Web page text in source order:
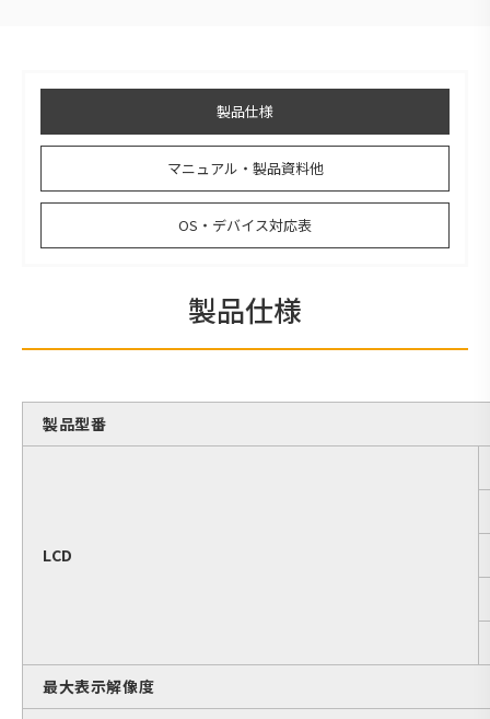
製品仕様
マニュアル・製品資料他
OS・デバイス対応表
製品仕様
製品型番
LCD
最大表示解像度